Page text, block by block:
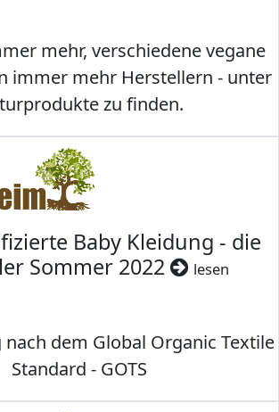
mehr, verschiedene vegane
immer mehr Herstellern - unter
zu finden.
Baby Kleidung - die
Sommer 2022
lesen
nach dem Global Organic Textile
Standard - GOTS